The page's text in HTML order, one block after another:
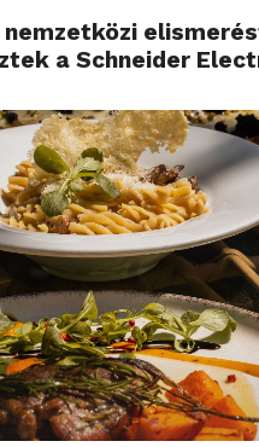
nemzetközi
a Schneider